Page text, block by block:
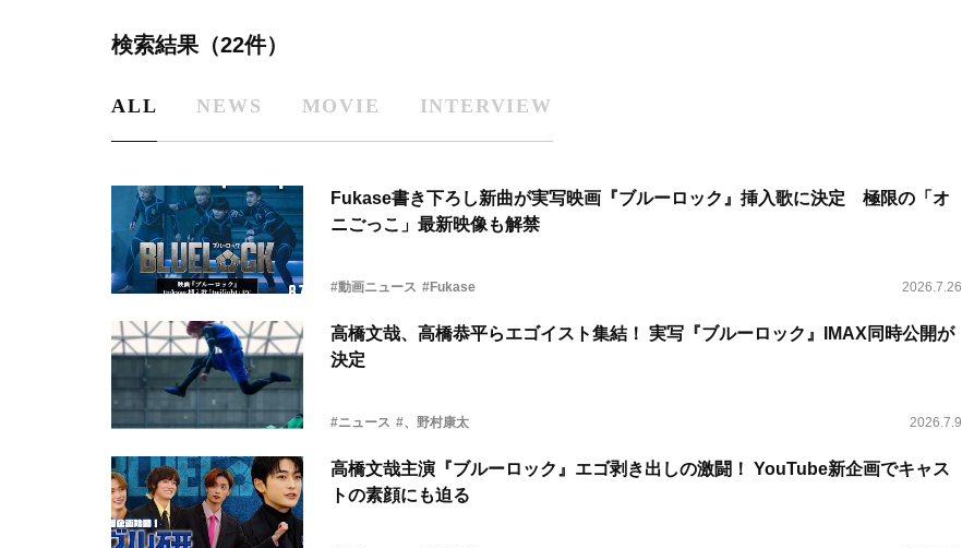
検索結果（22件）
ALL NEWS MOVIE INTERVIEW
Fukase書き下ろし新曲が実写映画『ブルーロック』挿入歌に決定 極限の「オ
ニごっこ」最新映像も解禁
#動画ニュース #Fukase 2026.7.26
高橋文哉、高橋恭平らエゴイスト集結！ 実写『ブルーロック』IMAX同時公開が
決定
#ニュース #、野村康太 2026.7.9
高橋文哉主演『ブルーロック』エゴ剥き出しの激闘！ YouTube新企画でキャス
トの素顔にも迫る